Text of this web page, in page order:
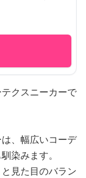
クスニーカーで
、幅広いコーデ
染みます。
見た目のバラン